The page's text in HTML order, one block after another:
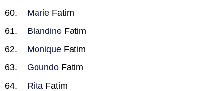
Marie Fatim
Blandine Fatim
Monique Fatim
Goundo Fatim
Rita Fatim